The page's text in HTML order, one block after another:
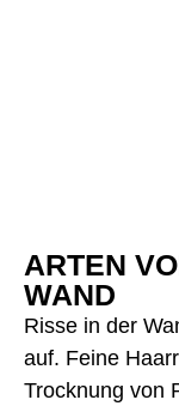
ARTEN
WAND
Risse in der
auf. Feine
Trocknung von